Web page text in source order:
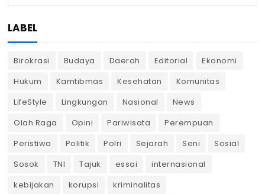
LABEL
Birokrasi Budaya Daerah Editorial
Ekonomi
Hukum
Kamtibmas Kesehatan
Komunitas
LifeStyle
Lingkungan Nasional
News
Olah Raga
Opini Pariwisata
Perempuan
Peristiwa
Politik Polri Sejarah Seni
Sosial
Sosok
TNI Tajuk essai
internasional
kebijakan
korupsi kriminalitas